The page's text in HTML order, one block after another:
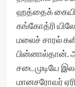
ஹத்தைக்
கங்கோத்ரி
மலைச் சாரல்
பின்னால்தான்.
சடைமுடியே
மானசரோவர்